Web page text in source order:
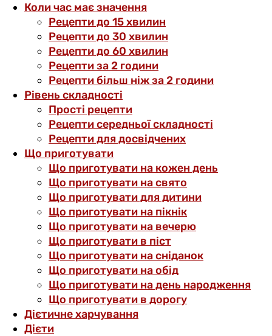
Коли час має значення
Рецепти до 15 хвилин
Рецепти до 30 хвилин
Рецепти до 60 хвилин
Рецепти за 2 години
Рецепти більш ніж за 2 години
Рівень складності
Прості рецепти
Рецепти середньої складності
Рецепти для досвідчених
Що приготувати
Що приготувати на кожен день
Що приготувати на свято
Що приготувати для дитини
Що приготувати на пікнік
Що приготувати на вечерю
Що приготувати в піст
Що приготувати на сніданок
Що приготувати на обід
Що приготувати на день народження
Що приготувати в дорогу
Дієтичне харчування
Дієти